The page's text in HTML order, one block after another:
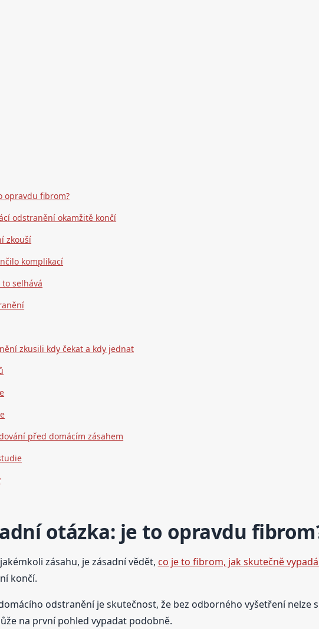
opravdu fibrom?
odstranění okamžitě končí
zkouší
komplikací
selhává
zkusili kdy čekat a kdy jednat
před domácím zásahem
otázka: je to opravdu
zásahu, je zásadní vědět, co je to fibrom, jak skutečně
končí.
odstranění je skutečnost, že bez odborného vyšetření
na první pohled vypadat podobně.